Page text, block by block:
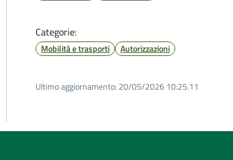
Categorie:
Mobilità e trasporti Autorizzazioni
Ultimo aggiornamento: 20/05/2026 10:25.11